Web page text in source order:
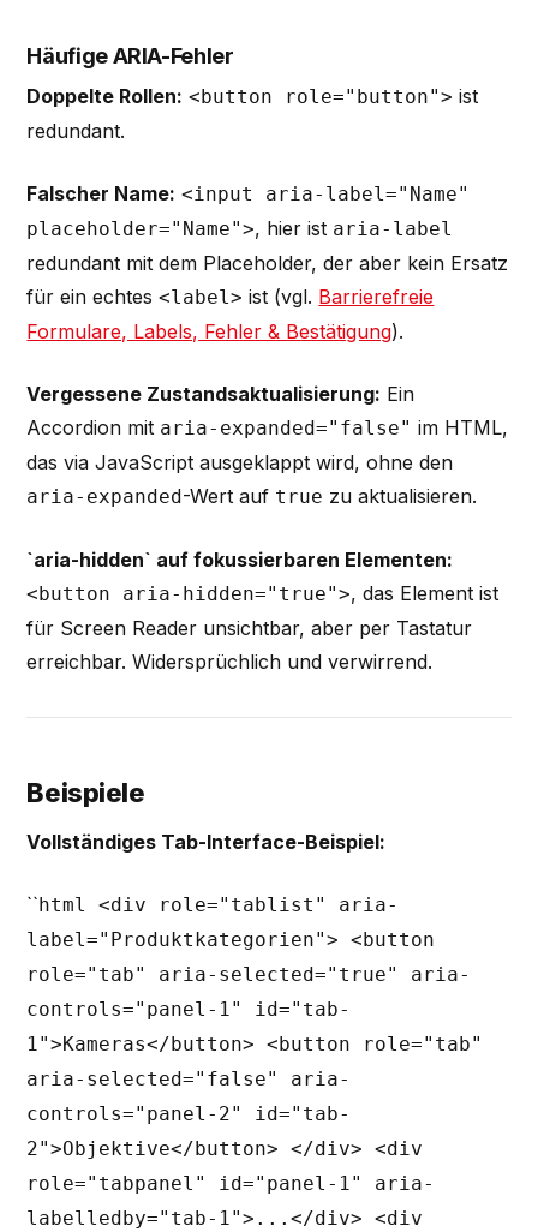
Häufige ARIA-Fehler
Doppelte Rollen: <button role="button"> ist
redundant.
Falscher Name: <input aria-label="Name"
placeholder="Name">, hier ist aria-label
redundant mit dem Placeholder, der aber kein Ersatz
für ein echtes<label> ist (vgl. Barrierefreie
Formulare, Labels, Fehler & Bestätigung).
Vergessene Zustandsaktualisierung: Ein
Accordion mit aria-expanded="false" im HTML,
das via JavaScript ausgeklappt wird, ohne den
aria-expanded -Wert auf true zu aktualisieren.
`aria-hidden` auf fokussierbaren Elementen:
<button aria-hidden="true">, das Element ist
für Screen Reader unsichtbar, aber per Tastatur
erreichbar. Widersprüchlich und verwirrend.
Beispiele
Vollständiges Tab-Interface-Beispiel:
``html <div role="tablist" aria-
label="Produktkategorien"> <button
role="tab" aria-selected="true" aria-
controls="panel-1" id="tab-
1">Kameras</button> <button role="tab"
aria-selected="false" aria-
controls="panel-2" id="tab-
2">Objektive</button> </div> <div
role="tabpanel" id="panel-1" aria-
labelledby="tab-1">...</div> <div